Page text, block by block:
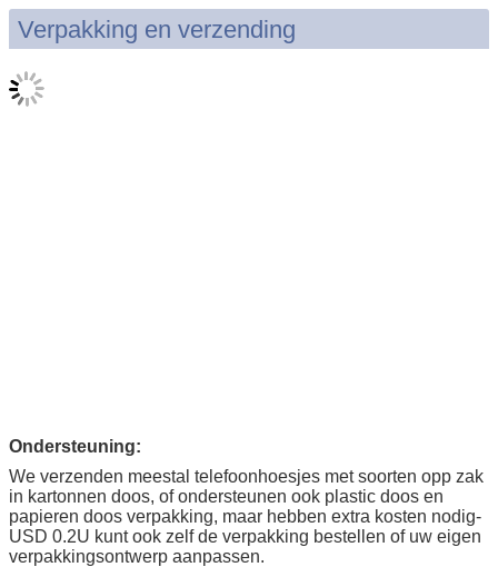
Verpakking en verzending
Ondersteuning:
We verzenden meestal telefoonhoesjes met soorten opp zak
in kartonnen doos, of ondersteunen ook plastic doos en
papieren doos verpakking, maar hebben extra kosten nodig-
USD 0.2U kunt ook zelf de verpakking bestellen of uw eigen
verpakkingsontwerp aanpassen.